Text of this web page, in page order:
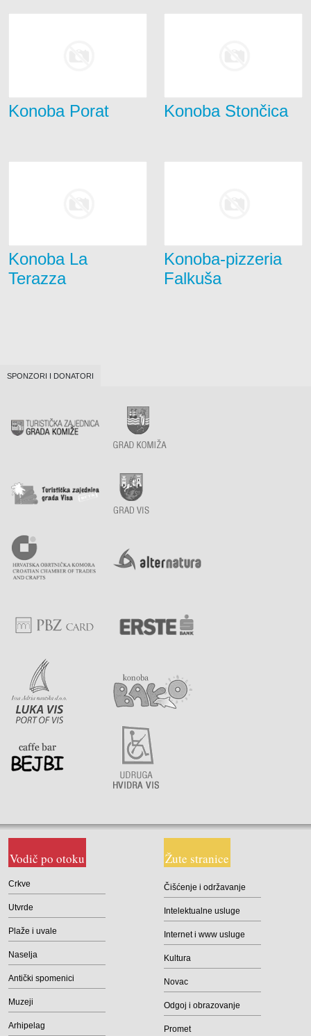
Konoba Porat Konoba Stončica
Konoba La
Terazza
Konoba-pizzeria
Falkuša
SPONZORI I DONATORI
Vodič po otoku
Crkve
Utvrde
Plaže i uvale
Naselja
Antički spomenici
Muzeji
Arhipelag
Žute stranice
Čišćenje i održavanje
Intelektualne usluge
Internet i www usluge
Kultura
Novac
Odgoj i obrazovanje
Promet